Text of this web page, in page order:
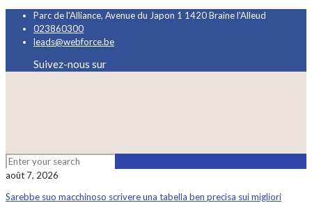
Parc de l'Alliance, Avenue du Japon 1 1420 Braine l'Alleud
023860300
leads@webforce.be
Suivez-nous sur
août 7, 2026
Sarebbe suo macchinoso scrivere una tabella ben precisa sui migliori